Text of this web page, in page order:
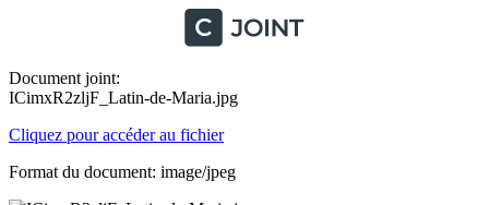
Document joint:
ICimxR2zljF_Latin-de-Maria.jpg
Cliquez pour accéder au fichier
Format du document: image/jpeg